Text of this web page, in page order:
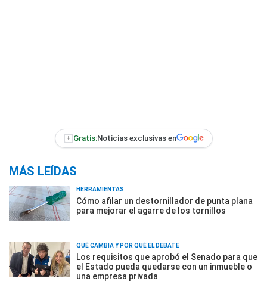
+ Gratis:Noticias exclusivas en
MÁS LEÍDAS
HERRAMIENTAS
Cómo afilar un destornillador de punta plana
para mejorar el agarre de los tornillos
QUÉ CAMBIA Y POR QUÉ EL DEBATE
Los requisitos que aprobó el Senado para que
el Estado pueda quedarse con un inmueble o
una empresa privada